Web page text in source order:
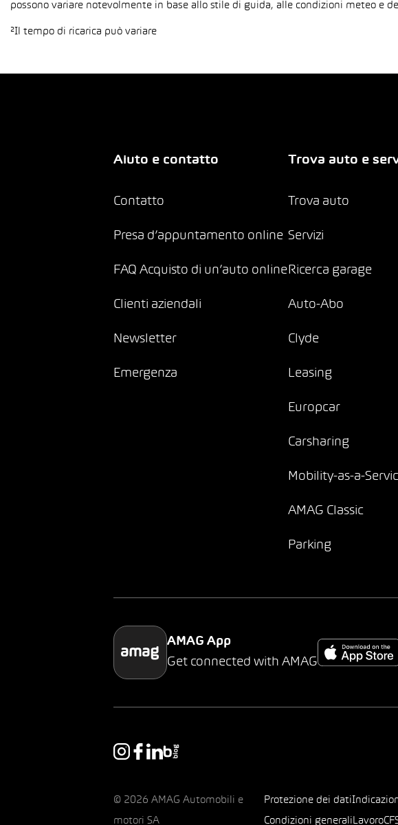
possono variare notevolmente in base allo stile di guida, alle condizioni meteo e
²Il tempo di ricarica può variare
Aiuto e contatto
Contatto
Presa d’appuntamento online
FAQ Acquisto di un’auto online
Clienti aziendali
Newsletter
Emergenza
Trova auto e
Trova auto
Servizi
Ricerca garage
Auto-Abo
Clyde
Leasing
Europcar
Carsharing
Mobility-as-a-
AMAG Classic
Parking
AMAG App
Get connected with AMAG
© 2026 AMAG Automobili e
motori SA
Protezione dei dati
Condizioni generali Lavoro